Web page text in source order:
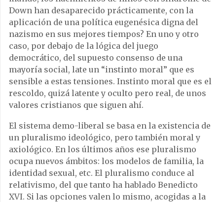
Down han desaparecido prácticamente, con la
aplicación de una política eugenésica digna del
nazismo en sus mejores tiempos? En uno y otro
caso, por debajo de la lógica del juego
democrático, del supuesto consenso de una
mayoría social, late un “instinto moral” que es
sensible a estas tensiones. Instinto moral que es el
rescoldo, quizá latente y oculto pero real, de unos
valores cristianos que siguen ahí.
El sistema demo-liberal se basa en la existencia de
un pluralismo ideológico, pero también moral y
axiológico. En los últimos años ese pluralismo
ocupa nuevos ámbitos: los modelos de familia, la
identidad sexual, etc. El pluralismo conduce al
relativismo, del que tanto ha hablado Benedicto
XVI. Si las opciones valen lo mismo, acogidas a la